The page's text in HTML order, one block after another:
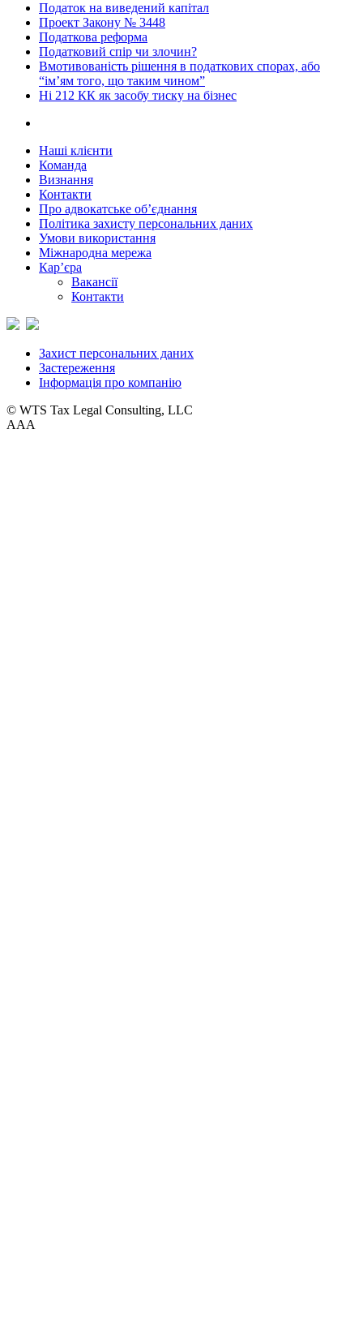
Податок на виведений капітал
Проект Закону № 3448
Податкова реформа
Податковий спір чи злочин?
Вмотивованість рішення в податкових спорах, або
“ім’ям того, що таким чином”
Ні 212 КК як засобу тиску на бізнес
Наші клієнти
Команда
Визнання
Контакти
Про адвокатське об’єднання
Політика захисту персональних даних
Умови використання
Міжнародна мережа
Кар’єра
Вакансії
Контакти
Захист персональних даних
Застереження
Інформація про компанію
© WTS Tax Legal Consulting, LLC
AAA